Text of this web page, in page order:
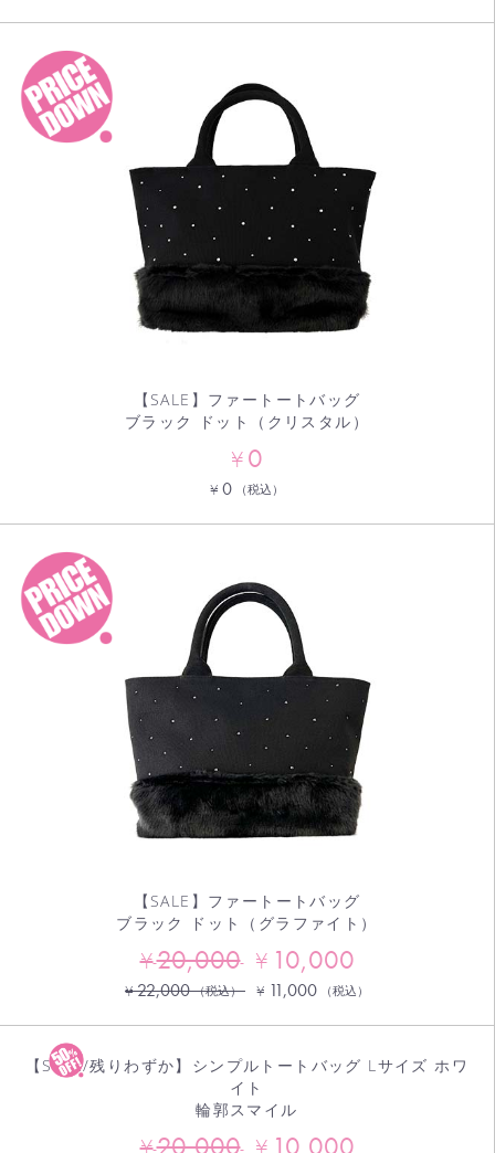
【SALE】ファートートバッグ
ブラック ドット（クリスタル）
¥0
¥ 0 （税込）
【SALE】ファートートバッグ
ブラック ドット（グラファイト）
¥20,000 ¥ 10,000
¥22,000 （税込） ¥ 11,000 （税込）
【SALE/残りわずか】シンプルトートバッグ Lサイズ ホワ
イト
輪郭スマイル
20,000 10,000